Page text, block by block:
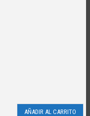
AÑADIR AL CARRITO